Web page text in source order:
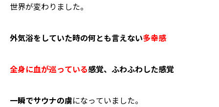
世界が変わりました。
外気浴をしていた時の何とも言えない多幸感
全身に血が巡っている感覚、ふわふわした感覚
一瞬でサウナの虜になっていました。